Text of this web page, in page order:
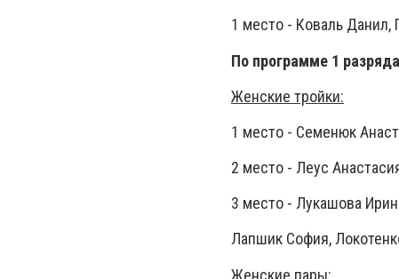
1 место - Коваль Данил,
По программе 1 разряда
Женские тройки:
1 место - Семенюк
2 место - Леус
3 место - Лукашова
Лапшик София,
Женские пары: